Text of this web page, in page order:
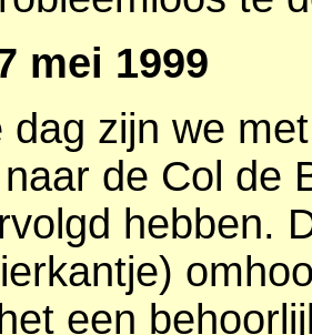
mei 1999
dag zijn we
de Col de
hebben.
een